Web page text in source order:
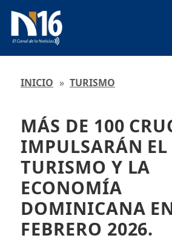
INICIO » TURISMO
MÁS DE 100
IMPULSARÁN EL
TURISMO Y LA
ECONOMÍA
DOMINICANA
FEBRERO 2026.